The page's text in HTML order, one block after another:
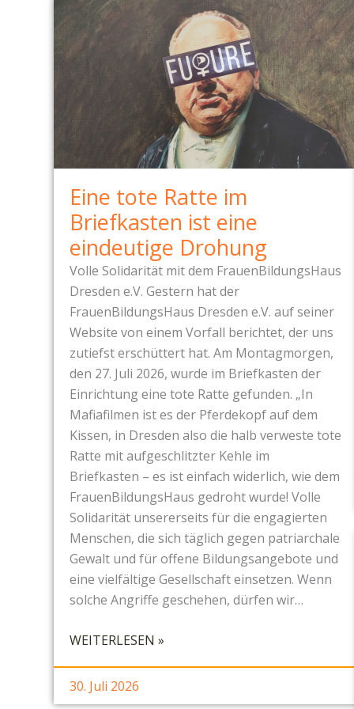
Eine tote Ratte im
Briefkasten ist eine
eindeutige Drohung
Volle Solidarität mit dem FrauenBildungsHaus
Dresden e.V. Gestern hat der
FrauenBildungsHaus Dresden e.V. auf seiner
Website von einem Vorfall berichtet, der uns
zutiefst erschüttert hat. Am Montagmorgen,
den 27. Juli 2026, wurde im Briefkasten der
Einrichtung eine tote Ratte gefunden. „In
Mafiafilmen ist es der Pferdekopf auf dem
Kissen, in Dresden also die halb verweste tote
Ratte mit aufgeschlitzter Kehle im
Briefkasten – es ist einfach widerlich, wie dem
FrauenBildungsHaus gedroht wurde! Volle
Solidarität unsererseits für die engagierten
Menschen, die sich täglich gegen patriarchale
Gewalt und für offene Bildungsangebote und
eine vielfältige Gesellschaft einsetzen. Wenn
solche Angriffe geschehen, dürfen wir…
WEITERLESEN »
N
30. Juli 2026